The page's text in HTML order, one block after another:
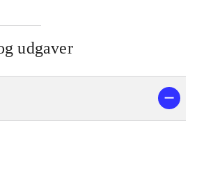
udgaver